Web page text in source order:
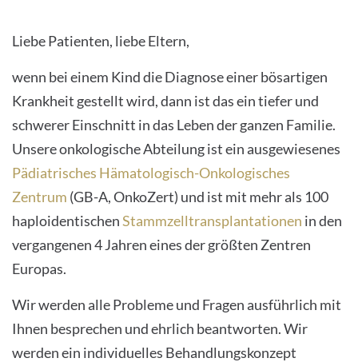
Liebe Patienten, liebe Eltern,
wenn bei einem Kind die Diagnose einer bösartigen
Krankheit gestellt wird, dann ist das ein tiefer und
schwerer Einschnitt in das Leben der ganzen Familie.
Unsere onkologische Abteilung ist ein ausgewiesenes
Pädiatrisches Hämatologisch-Onkologisches
Zentrum (GB-A, OnkoZert) und ist mit mehr als 100
haploidentischenStammzelltransplantationen in den
vergangenen 4 Jahren eines der größten Zentren
Europas.
Wir werden alle Probleme und Fragen ausführlich mit
Ihnen besprechen und ehrlich beantworten. Wir
werden ein individuelles Behandlungskonzept